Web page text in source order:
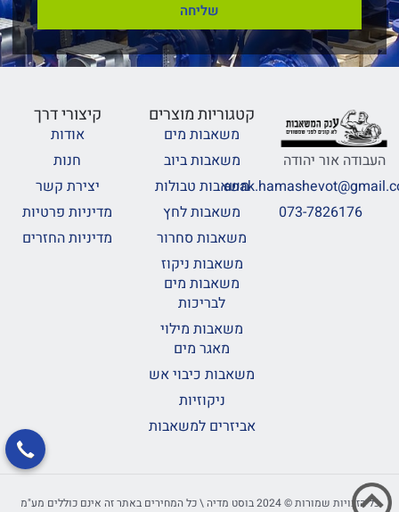
שליחה
העבודה אור יהודה
073-7826176
קטגוריות מוצרים
משאבות מים
משאבות ביוב
משאבות טבולות
משאבות לחץ
משאבות סחרור
משאבות ניקוז
משאבות מים
לבריכות
משאבות מילוי
מאגר מים
משאבות כיבוי אש
ניקוזיות
אביזרים למשאבות
קיצורי דרך
אודות
חנות
יצירת קשר
מדיניות פרטיות
מדיניות החזרים
כל הזכויות שמורות © 2024 בוסט מדיה \ כל המחירים באתר זה אינם כוללים מע"מ